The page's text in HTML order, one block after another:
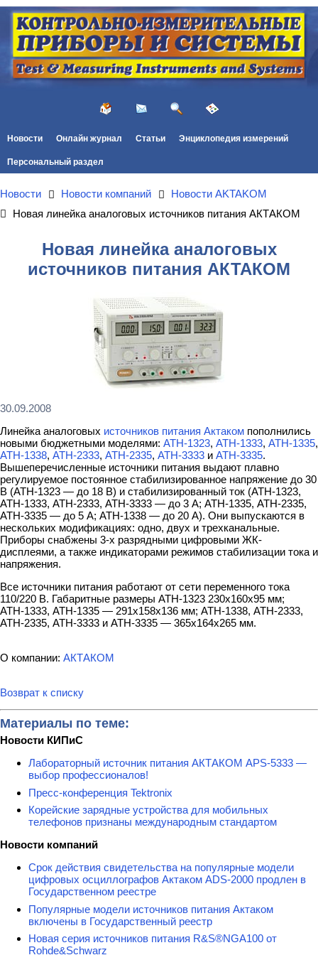
Новости Онлайн журнал Статьи Энциклопедия измерений
Персональный раздел
Новости Новости компаний
Новости AKTAKOM
Новая линейка аналоговых источников питания АКТАКОМ
Новая линейка аналоговых
источников питания АКТАКОМ
30.09.2008
Линейка аналоговых источников питания Актаком пополнились
новыми бюджетными моделями: АТН-1323, АТН-1333, АТН-1335,
АТН-1338, АТН-2333, АТН-2335, АТН-3333 и АТН-3335.
Вышеперечисленные источники питания выдают плавно
регулируемое постоянное стабилизированное напряжение до 30
В (АТН-1323 — до 18 В) и стабилизированный ток (АТН-1323,
АТН-1333, АТН-2333, АТН-3333 — до 3 А; АТН-1335, АТН-2335,
АТН-3335 — до 5 А; АТН-1338 — до 20 А). Они выпускаются в
нескольких модификациях: одно, двух и трехканальные.
Приборы снабжены 3-х разрядными цифровыми ЖК-
дисплеями, а также индикаторами режимов стабилизации тока и
напряжения.
Все источники питания работают от сети переменного тока
110/220 В. Габаритные размеры АТН-1323 230х160х95 мм;
АТН-1333, АТН-1335 — 291х158х136 мм; АТН-1338, АТН-2333,
АТН-2335, АТН-3333 и АТН-3335 — 365х164х265 мм.
О компании: АКТАКОМ
Возврат к списку
Материалы по теме:
Новости КИПиС
Лабораторный источник питания АКТАКОМ APS-5333 —
выбор профессионалов!
Пресс-конференция Tektronix
Корейские зарядные устройства для мобильных
телефонов признаны международным стандартом
Новости компаний
Срок действия свидетельства на популярные модели
цифровых осциллографов Актаком ADS-2000 продлен в
Государственном реестре
Популярные модели источников питания Актаком
включены в Государственный реестр
Новая серия источников питания R&S®NGA100 от
Rohde&Schwarz